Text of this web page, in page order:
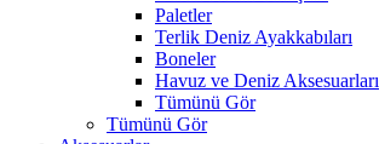
Paletler
Terlik Deniz Ayakkabıları
Boneler
Havuz ve Deniz Aksesuarları
Tümünü Gör
Tümünü Gör